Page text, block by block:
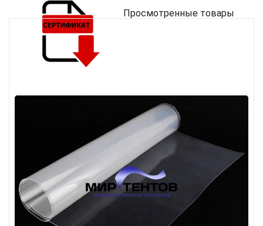
Просмотренные товары